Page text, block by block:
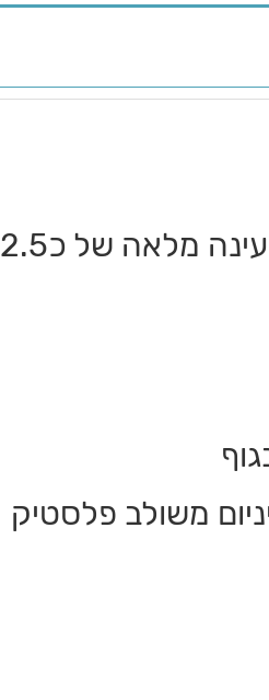
• סוללה עוצמתית שמחזיקה כ-6 שעות מטעינה מלאה של כ2.5
משולב פלסטיק